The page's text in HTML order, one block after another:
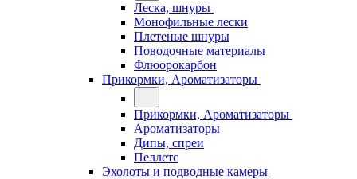
Леска, шнуры
Монофильные лески
Плетеные шнуры
Поводочные материалы
Флюорокарбон
Прикормки, Ароматизаторы
Прикормки, Ароматизаторы
Ароматизаторы
Дипы, спреи
Пеллетс
Эхолоты и подводные камеры